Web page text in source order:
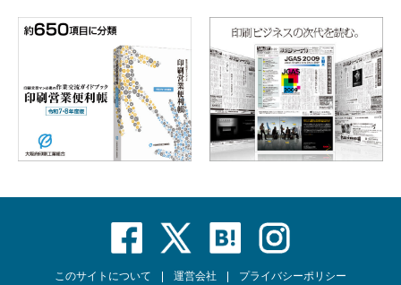
このサイトについて 運営会社 プライバシーポリシー